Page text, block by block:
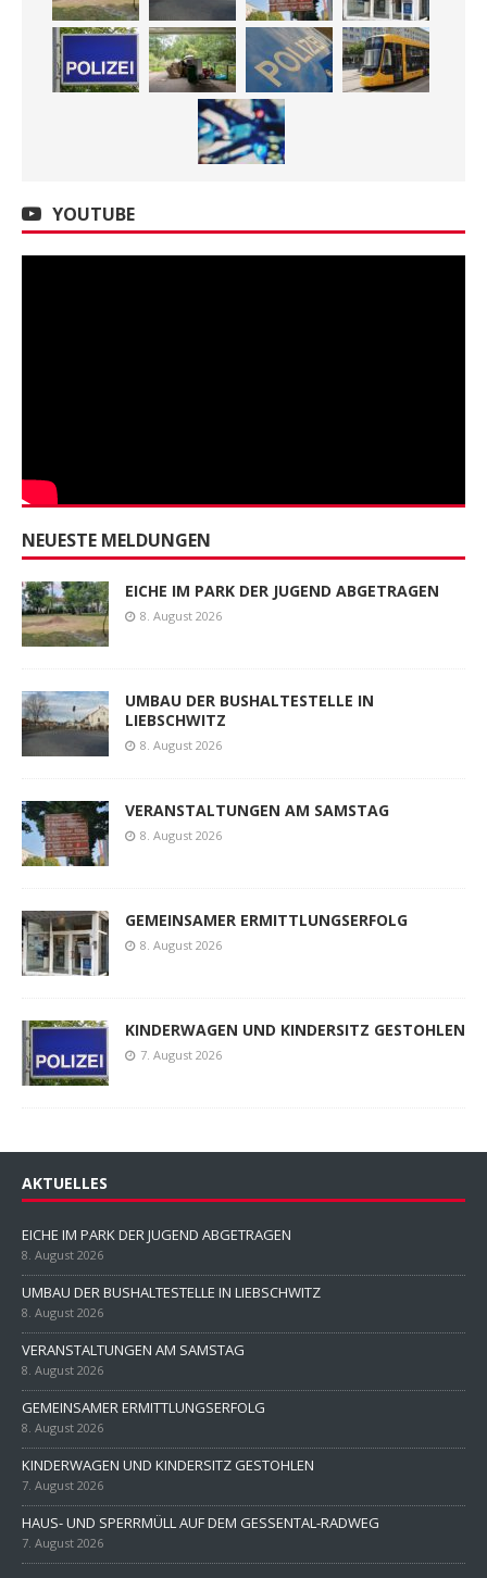
YOUTUBE
NEUESTE MELDUNGEN
EICHE IM PARK DER JUGEND ABGETRAGEN
8. August 2026
UMBAU DER BUSHALTESTELLE IN
LIEBSCHWITZ
8. August 2026
VERANSTALTUNGEN AM SAMSTAG
8. August 2026
GEMEINSAMER ERMITTLUNGSERFOLG
8. August 2026
KINDERWAGEN UND KINDERSITZ GESTOHLEN
7. August 2026
AKTUELLES
EICHE IM PARK DER JUGEND ABGETRAGEN
8. August 2026
UMBAU DER BUSHALTESTELLE IN LIEBSCHWITZ
8. August 2026
VERANSTALTUNGEN AM SAMSTAG
8. August 2026
GEMEINSAMER ERMITTLUNGSERFOLG
8. August 2026
KINDERWAGEN UND KINDERSITZ GESTOHLEN
7. August 2026
HAUS- UND SPERRMÜLL AUF DEM GESSENTAL-RADWEG
7. August 2026